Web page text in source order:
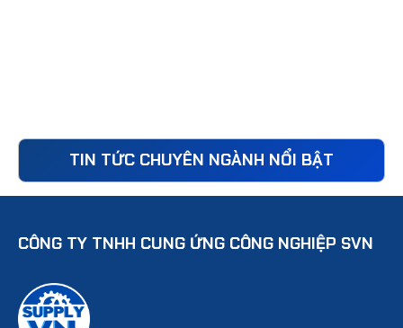
TIN TỨC CHUYÊN NGÀNH NỔI BẬT
CÔNG TY TNHH CUNG ỨNG CÔNG NGHIỆP SVN